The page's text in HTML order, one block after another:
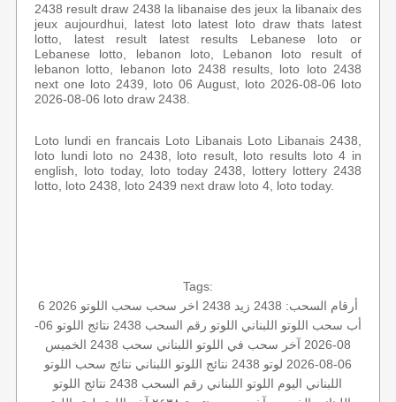
2438 result draw 2438 la libanaise des jeux la libanaix des
jeux aujourdhui, latest loto latest loto draw thats latest
lotto, latest result latest results Lebanese loto or
Lebanese lotto, lebanon loto, Lebanon loto result of
lebanon lotto, lebanon loto 2438 results, loto loto 2438
next one loto 2439, loto 06 August, loto 2026-08-06 loto
2026-08-06 loto draw 2438.
Loto lundi en francais Loto Libanais Loto Libanais 2438,
loto lundi loto no 2438, loto result, loto results loto 4 in
english, loto today, loto today 2438, lottery lottery 2438
lotto, loto 2438, loto 2439 next draw loto 4, loto today.
Tags:
أرقام السحب: 2438
زيد 2438 اخر سحب
سحب اللوتو 2026 6
أب سحب اللوتو اللبناني اللوتو رقم السحب 2438
نتائج اللوتو 06-
08-2026
آخر سحب في اللوتو اللبناني سحب 2438
الخميس
06-08-2026
لوتو 2438 نتائج اللوتو اللبناني نتائج سحب اللوتو
اللبناني اليوم اللوتو اللبناني رقم السحب 2438
نتائج اللوتو